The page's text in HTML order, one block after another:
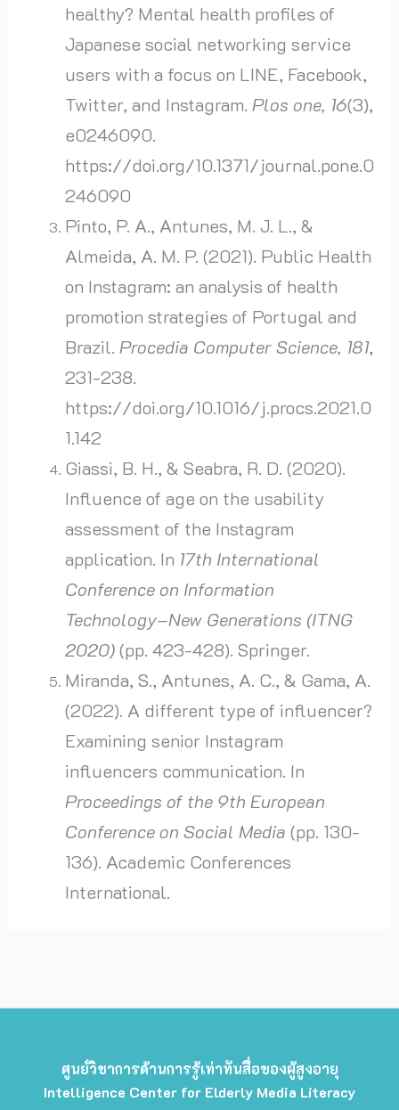
healthy? Mental health profiles of
Japanese social networking service
users with a focus on LINE, Facebook,
Twitter, and Instagram. Plos one, 16(3),
e0246090.
https://doi.org/10.1371/journal.pone.0
246090
Pinto, P. A., Antunes, M. J. L., &
Almeida, A. M. P. (2021). Public Health
on Instagram: an analysis of health
promotion strategies of Portugal and
Brazil. Procedia Computer Science, 181,
231-238.
https://doi.org/10.1016/j.procs.2021.0
1.142
Giassi, B. H., & Seabra, R. D. (2020).
Influence of age on the usability
assessment of the Instagram
application. In 17th International
Conference on Information
Technology–New Generations (ITNG
2020)(pp. 423-428). Springer.
Miranda, S., Antunes, A. C., & Gama, A.
(2022). A different type of influencer?
Examining senior Instagram
influencers communication. In
Proceedings of the 9th European
Conference on Social Media (pp. 130-
136). Academic Conferences
International.
ศูนย์วิชาการด้านการรู้เท่าทันสื่อของผู้สูงอายุ
Intelligence Center for Elderly Media Literacy